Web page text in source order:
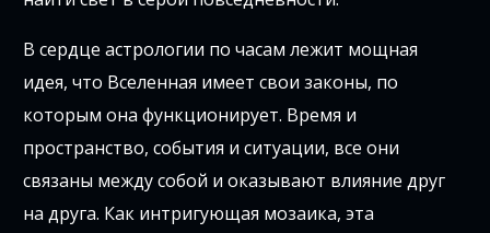
В сердце астрологии по часам лежит мощная
идея, что Вселенная имеет свои законы, по
которым она функционирует. Время и
пространство, события и ситуации, все они
связаны между собой и оказывают влияние друг
на друга. Как интригующая мозаика, эта